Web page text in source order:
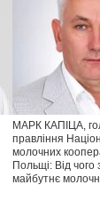
МАРК КАПІЦА,
правління
молочних
Польщі: Від чого
майбутнє